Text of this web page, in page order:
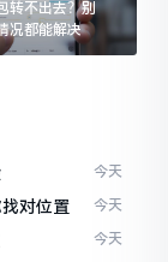
转不出去？别
况都能解决
今天
对位置 今天
今天